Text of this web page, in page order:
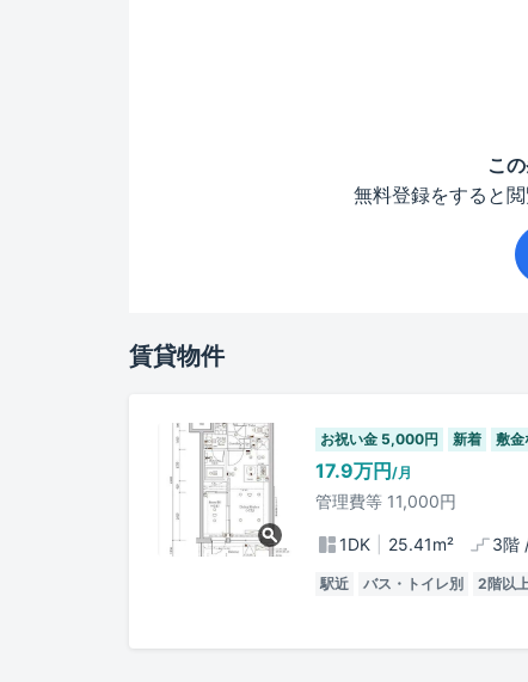
こ
無料登録をすると
賃貸物件
お祝い金 5,000円 新着 敷
17.9万円/月
管理費等 11,000円
1DK 25.41m² 3階
駅近 バス・トイレ別 2階以上